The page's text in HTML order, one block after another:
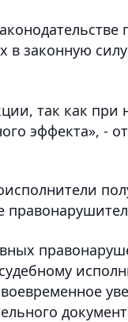
в законную
так как при
эффекта», -